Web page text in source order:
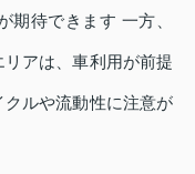
期待できます 一方、
アは、車利用が前提
ルや流動性に注意が